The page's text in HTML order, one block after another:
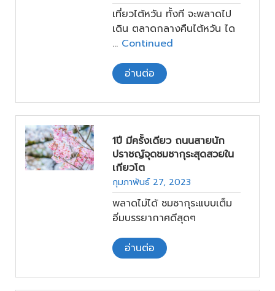
เที่ยวไต้หวัน ทั้งที จะพลาดไป
เดิน ตลาดกลางคืนไต้หวัน ได
… Continued
อ่านต่อ
1ปี มีครั้งเดียว ถนนสายนัก
ปราชญ์จุดชมซากุระสุดสวยใน
เกียวโต
กุมภาพันธ์ 27, 2023
พลาดไม่ได้ ชมซากุระแบบเต็ม
อิ่มบรรยากาศดีสุดๆ
อ่านต่อ